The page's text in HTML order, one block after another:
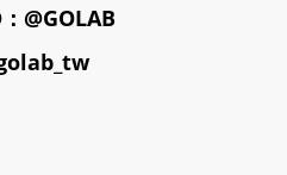
@GOLAB